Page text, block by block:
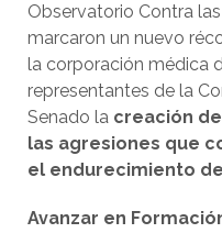
Observatorio Contra
marcaron un nuevo
la corporación médica
representantes de la
Senado la creación
las agresiones que
el endurecimiento
Avanzar en